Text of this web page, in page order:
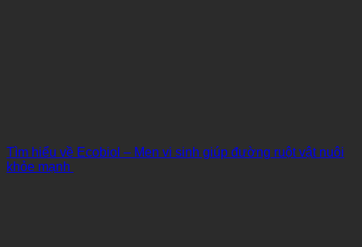
Tìm hiểu về Ecobiol – Men vi sinh giúp đường ruột vật nuôi
khỏe mạnh